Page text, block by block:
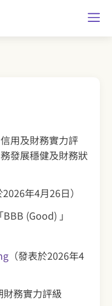
用及財務實力評
發展穩健及財務狀
2026年4月26日）
(Good) 」
（發表於2026年4
務實力評級